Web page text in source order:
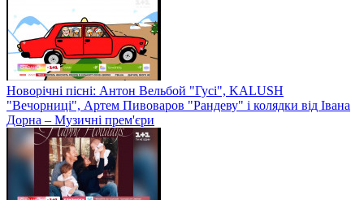
Новорічні пісні: Антон Вельбой "Гусі", KALUSH
"Вечорниці", Артем Пивоваров "Рандеву" і колядки від Івана
Дорна – Музичні прем'єри